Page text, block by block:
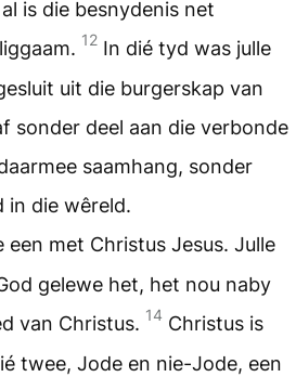
is die besnydenis net
12 In dié tyd was julle
uit die burgerskap van
sonder deel aan die verbonde
saamhang, sonder
in die wêreld.
een met Christus Jesus. Julle
gelewe het, het nou naby
van Christus. 14 Christus is
twee, Jode en nie-Jode, een